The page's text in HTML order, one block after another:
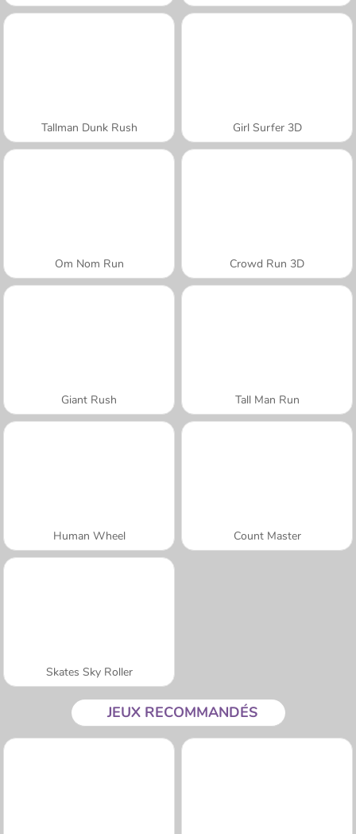
Tallman Dunk Rush Girl Surfer 3D
Om Nom Run Crowd Run 3D
Giant Rush Tall Man Run
Human Wheel Count Master
Skates Sky Roller
JEUX RECOMMANDÉS